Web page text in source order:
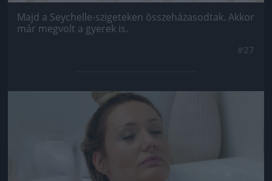
Majd a Seychelle-szigeteken összeházasodtak. Akkor
már megvolt a gyerek is.
Jön még kép!